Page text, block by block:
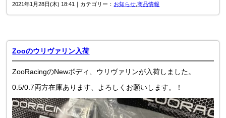
2021年1月28日(木) 18:41｜カテゴリー： お知らせ ,商品情報
Zooのウリヴァリン入荷
ZooRacingのNewボディ、ウリヴァリンが入荷しました。
0.5/0.7両方在庫あります、よろしくお願いします。！